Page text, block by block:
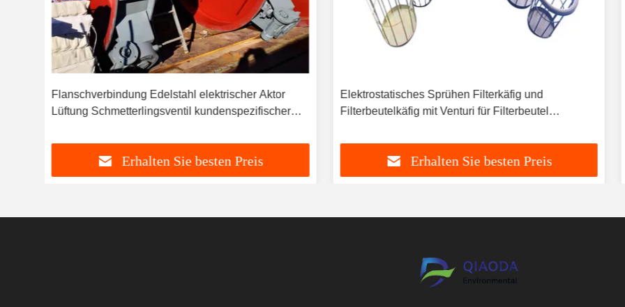
Flanschverbindung Edelstahl elektrischer Aktor
Lüftung Schmetterlingsventil kundenspezifischer
Erhalten Sie besten Preis
Elektrostatisches Sprühen Filterkäfig und
Filterbeutelkäfig mit Venturi für Filterbeutel
Erhalten Sie besten Preis